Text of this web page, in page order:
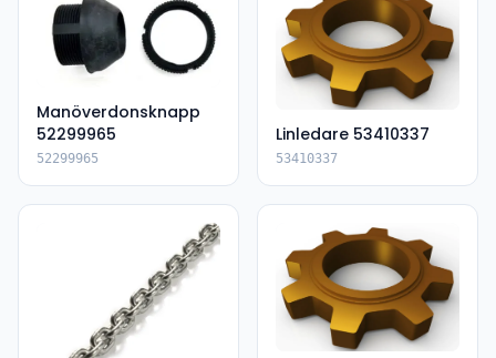
Manöverdonsknapp
52299965
52299965
Linledare 53410337
53410337